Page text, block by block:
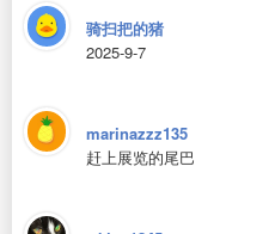
骑扫把的猪
2025-9-7
marinazzz135
赶上展览的尾巴